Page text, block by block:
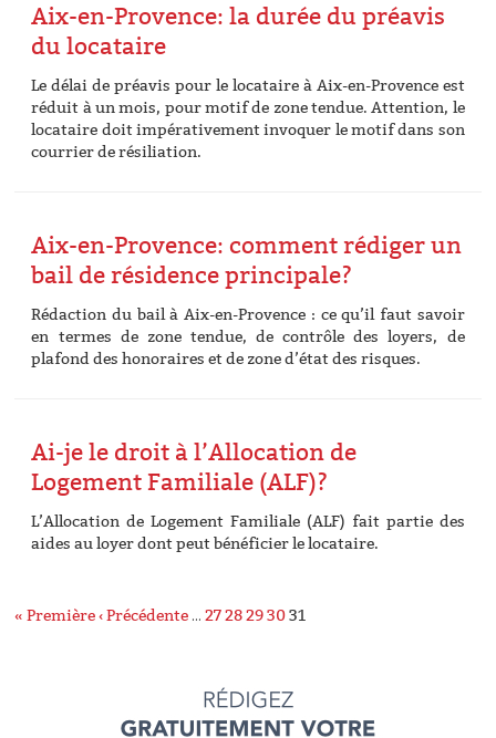
Aix-en-Provence: la durée du préavis
du locataire
Le délai de préavis pour le locataire à Aix-en-Provence est
réduit à un mois, pour motif de zone tendue. Attention, le
locataire doit impérativement invoquer le motif dans son
courrier de résiliation.
Aix-en-Provence: comment rédiger un
bail de résidence principale?
Rédaction du bail à Aix-en-Provence : ce qu’il faut savoir
en termes de zone tendue, de contrôle des loyers, de
plafond des honoraires et de zone d’état des risques.
Ai-je le droit à l’Allocation de
Logement Familiale (ALF)?
L’Allocation de Logement Familiale (ALF) fait partie des
aides au loyer dont peut bénéficier le locataire.
« Première ‹ Précédente … 27 28 29 30 31